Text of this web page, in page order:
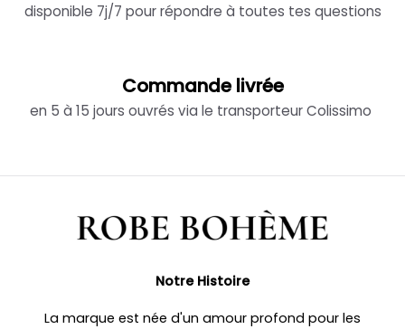
disponible 7j/7 pour répondre à toutes tes questions
Commande livrée
en 5 à 15 jours ouvrés via le transporteur Colissimo
Notre Histoire
La marque est née d'un amour profond pour les